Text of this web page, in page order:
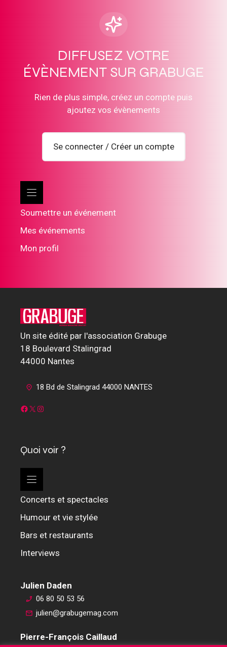
DIFFUSEZ VOTRE
ÉVÈNEMENT SUR GRABUGE
Rien de plus simple, créez un compte puis
ajoutez vos évènements
Se connecter / Créer un compte
Soumettre un événement
Mes événements
Mon profil
Un site édité par l'association Grabuge
18 Boulevard Stalingrad
44000 Nantes
18 Bd de Stalingrad 44000 NANTES
Facebook
X Instagram
Quoi voir ?
Concerts et spectacles
Humour et vie stylée
Bars et restaurants
Interviews
Julien Daden
06 80 50 53 56
julien@grabugemag.com
Pierre-François Caillaud